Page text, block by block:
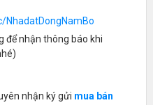
để nhận thông báo khi
nhận ký gửi mua bán